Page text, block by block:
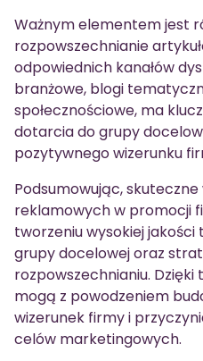
Ważnym elementem jest
rozpowszechnianie
odpowiednich kanałów
branżowe, blogi
społecznościowe, ma
dotarcia do grupy
pozytywnego wizerunku
Podsumowując,
reklamowych w promocji
tworzeniu wysokiej
grupy docelowej oraz
rozpowszechnianiu.
mogą z powodzeniem
wizerunek firmy i
celów marketingowych.